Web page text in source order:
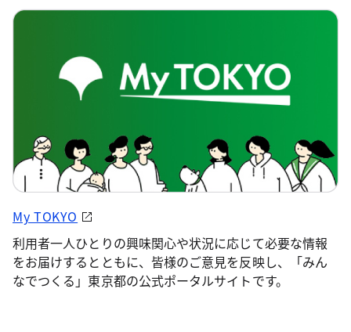
My TOKYO
利用者一人ひとりの興味関心や状況に応じて必要な情報
をお届けするとともに、皆様のご意見を反映し、「みん
なでつくる」東京都の公式ポータルサイトです。